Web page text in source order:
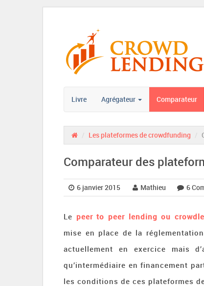
Livre Agrégateur Comparateur
Les plateformes de crowdfunding
Comparateur des
6 janvier 2015 Mathieu 6
Le peer to peer lending ou
mise en place de la
actuellement en exercice mais
qu’intermédiaire en financement
les conditions de ces plateformes